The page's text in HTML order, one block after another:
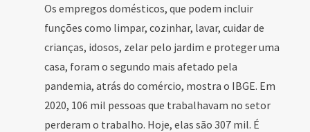
Os empregos domésticos, que podem incluir
funções como limpar, cozinhar, lavar, cuidar de
crianças, idosos, zelar pelo jardim e proteger uma
casa, foram o segundo mais afetado pela
pandemia, atrás do comércio, mostra o IBGE. Em
2020, 106 mil pessoas que trabalhavam no setor
perderam o trabalho. Hoje, elas são 307 mil. É